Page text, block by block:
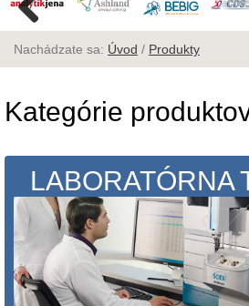
Nachádzate sa: Úvod / Produkty
Kategórie
LABORATÓRNA